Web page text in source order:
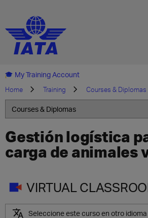
My Training Account
Home Training Courses & Diplomas
Gestión logística
carga de animales
VIRTUAL
Seleccione este curso en otro idioma